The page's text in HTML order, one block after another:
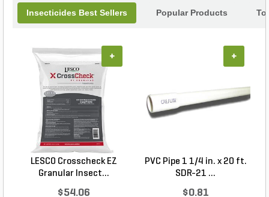
Insecticides Best Sellers Popular Products
LESCO Crosscheck EZ
Granular Insect...
$54.06
+
PVC Pipe 1 1/4 in. x 20 ft.
SDR-21 ...
$0.81
+